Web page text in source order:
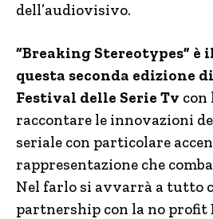
dell’audiovisivo.
“Breaking Stereotypes” è
questa seconda edizione
Festival delle Serie Tv con
raccontare le innovazioni
seriale con particolare
rappresentazione che
Nel farlo si avvarrà a tutto
partnership con la no